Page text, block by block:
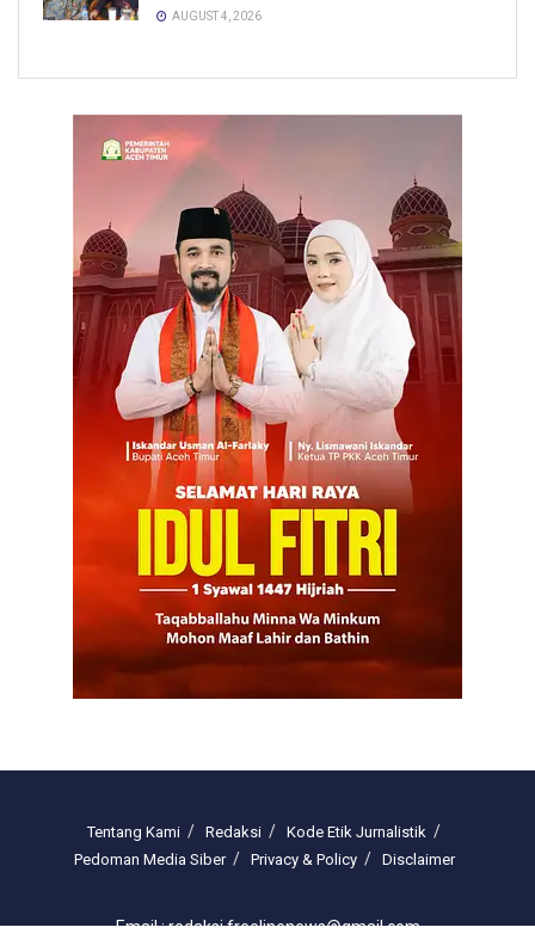
AUGUST 4, 2026
Tentang Kami Redaksi
Kode Etik Jurnalistik
Pedoman Media Siber
Privacy & Policy Disclaimer
Email : redaksi.freelinenews@gmail.com